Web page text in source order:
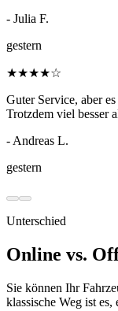
- Julia F.
gestern
★★★★☆
Guter Service, aber
Trotzdem viel besser
- Andreas L.
gestern
Unterschied
Online vs.
Sie können Ihr
klassische Weg ist